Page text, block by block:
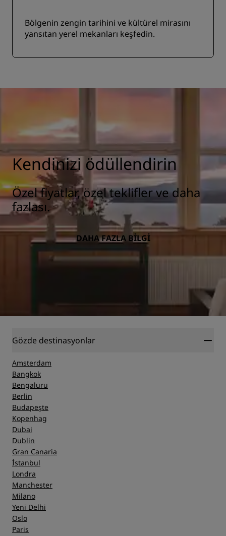
Bölgenin zengin tarihini ve kültürel mirasını
yansıtan yerel mekanları keşfedin.
Kendinizi ödüllendirin
Özel fiyatlar, özel teklifler ve daha
fazlası.
DAHA FAZLA BILGI
Gözde destinasyonlar
Amsterdam
Bangkok
Bengaluru
Berlin
Budapeşte
Kopenhag
Dubai
Dublin
Gran Canaria
İstanbul
Londra
Manchester
Milano
Yeni Delhi
Oslo
Paris